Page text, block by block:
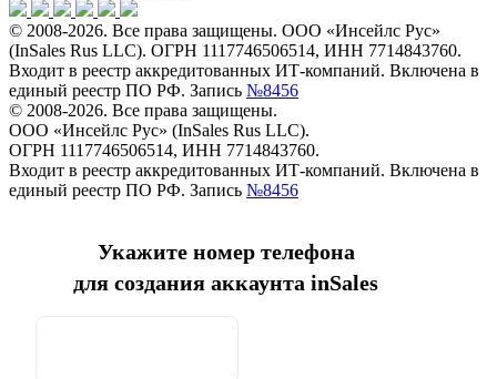
© 2008-2026. Все права защищены. ООО «Инсейлс Рус»
(InSales Rus LLC). ОГРН 1117746506514, ИНН 7714843760.
Входит в реестр аккредитованных ИТ-компаний. Включена в
единый реестр ПО РФ. Запись №8456
© 2008-2026. Все права защищены.
ООО «Инсейлс Рус» (InSales Rus LLC).
ОГРН 1117746506514, ИНН 7714843760.
Входит в реестр аккредитованных ИТ-компаний. Включена в
единый реестр ПО РФ. Запись №8456
Укажите номер телефона
для создания аккаунта inSales